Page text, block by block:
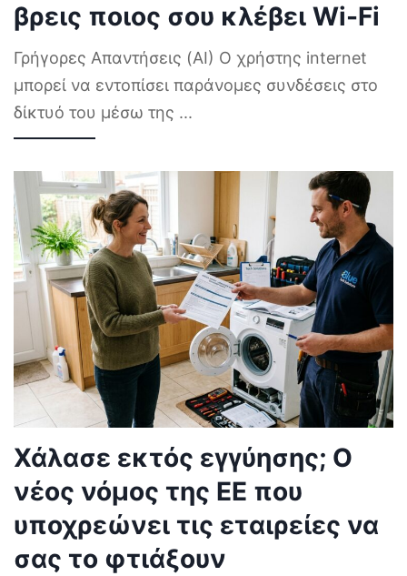
βρεις ποιος σου κλέβει Wi-Fi
Γρήγορες Απαντήσεις (AI) Ο χρήστης internet
μπορεί να εντοπίσει παράνομες συνδέσεις στο
δίκτυό του μέσω της ...
Χάλασε εκτός εγγύησης; Ο
νέος νόμος της ΕΕ που
υποχρεώνει τις εταιρείες να
σας το φτιάξουν